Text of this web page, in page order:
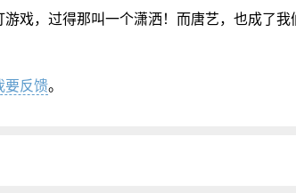
戏，过得那叫一个潇洒！而唐艺，也成了我
要反馈。